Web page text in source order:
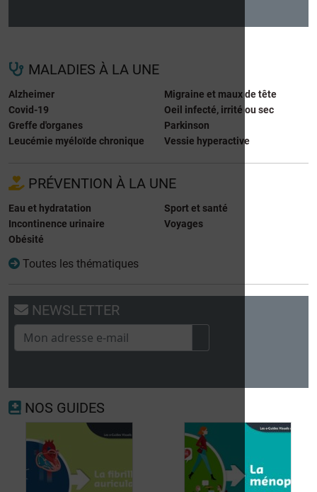
MALADIES À LA UNE
Alzheimer
Covid-19
Greffe d'organes
Leucémie myéloïde chronique
Migraine et maux de tête
Oeil infecté, irrité ou sec
Parkinson
Vessie hyperactive
PRÉVENTION À LA UNE
Eau et hydratation
Incontinence urinaire
Obésité
Sport et santé
Voyages
Toutes les thématiques
NEWSLETTER
NOS GUIDES